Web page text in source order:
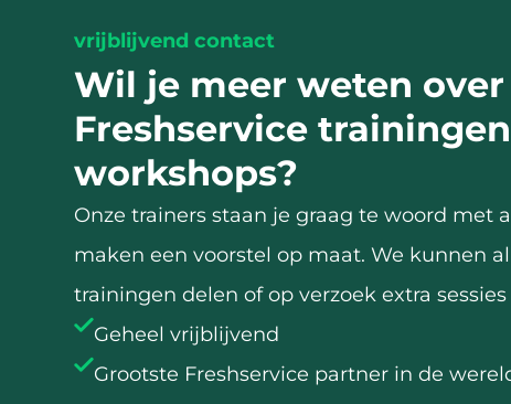
vrijblijvend contact
Wil je meer weten over
Freshservice
workshops?
Onze trainers staan je graag te woord met
maken een voorstel op maat. We kunnen
trainingen delen of op verzoek extra
Geheel vrijblijvend
Grootste Freshservice partner in de